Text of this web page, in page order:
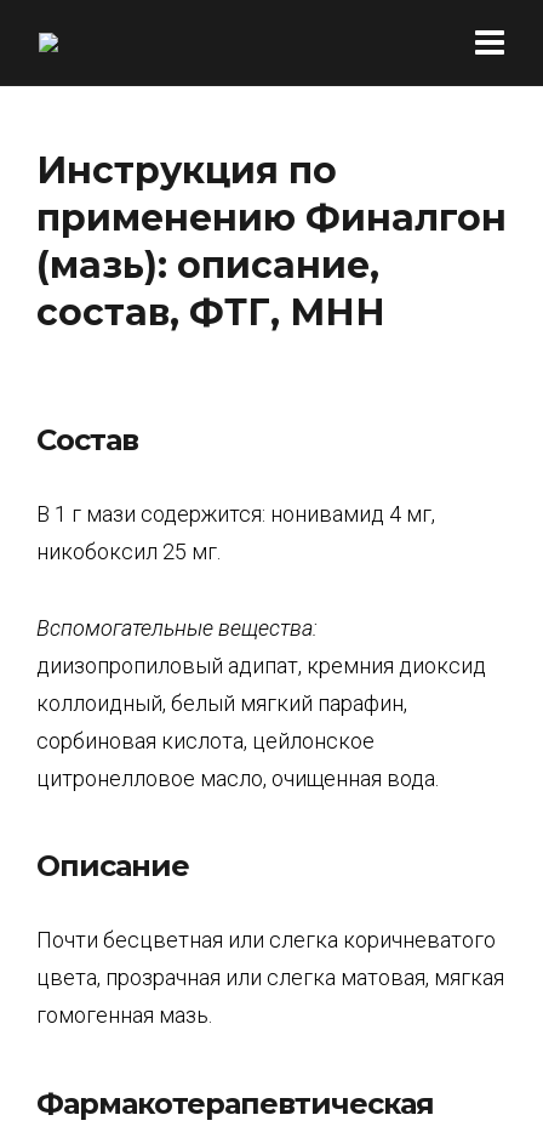
Инструкция по
применению Финалгон
(мазь): описание,
состав, ФТГ, МНН
Состав
В 1 г мази содержится: нонивамид 4 мг,
никобоксил 25 мг.
Вспомогательные вещества:
диизопропиловый адипат, кремния диоксид
коллоидный, белый мягкий парафин,
сорбиновая кислота, цейлонское
цитронелловое масло, очищенная вода.
Описание
Почти бесцветная или слегка коричневатого
цвета, прозрачная или слегка матовая, мягкая
гомогенная мазь.
Фармакотерапевтическая